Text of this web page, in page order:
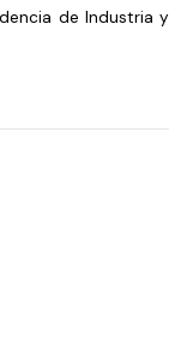
de Industria y